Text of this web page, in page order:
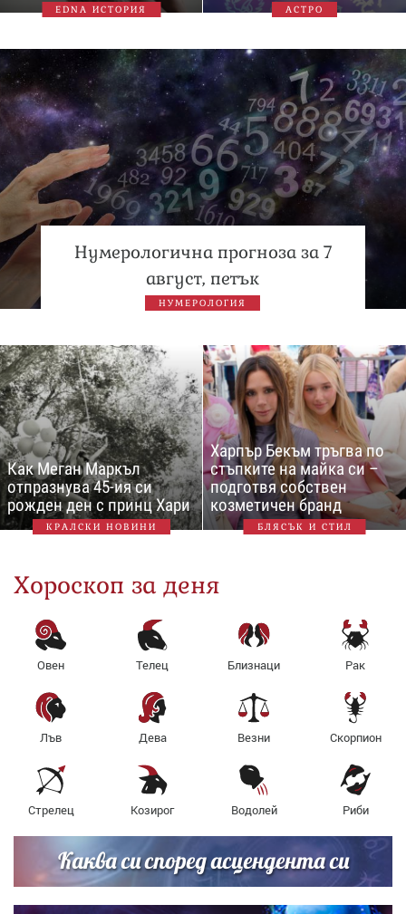
EDNA ИСТОРИЯ АСТРО
Нумерологична прогноза за 7
август, петък
НУМЕРОЛОГИЯ
Как Меган Маркъл
отпразнува 45-ия си
рожден ден с принц Хари
КРАЛСКИ НОВИНИ
Харпър Бекъм тръгва по
стъпките на майка си –
подготвя собствен
козметичен бранд
БЛЯСЪК И СТИЛ
Хороскоп за деня
Овен Телец Близнаци Рак
Лъв Дева Везни Скорпион
Стрелец Козирог Водолей Риби
Каква си според асцендента си